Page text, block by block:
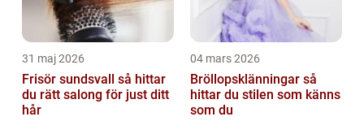
31 maj 2026
Frisör sundsvall så hittar
du rätt salong för just ditt
hår
04 mars 2026
Bröllopsklänningar så
hittar du stilen som känns
som du